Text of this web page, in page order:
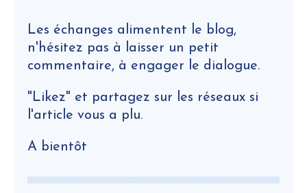
Les échanges alimentent le blog,
n'hésitez pas à laisser un petit
commentaire, à engager le dialogue.
"Likez" et partagez sur les réseaux si
l'article vous a plu.
A bientôt